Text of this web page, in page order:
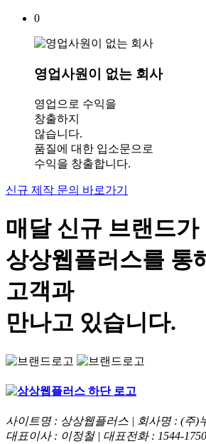
0
영업사원이 없는 회사
영업으로 수익을
창출하지
않습니다.
품질에 대한 입소문으로
수익을 창출합니다.
신규 제작 문의 바로가기
매달 신규 브랜드가
상상웹플러스를 통
고객과
만나고 있습니다.
사이트명 : 상상웹플러스 | 회사명 : (주)
대표이사 : 이정철 | 대표전화 : 1544-1750